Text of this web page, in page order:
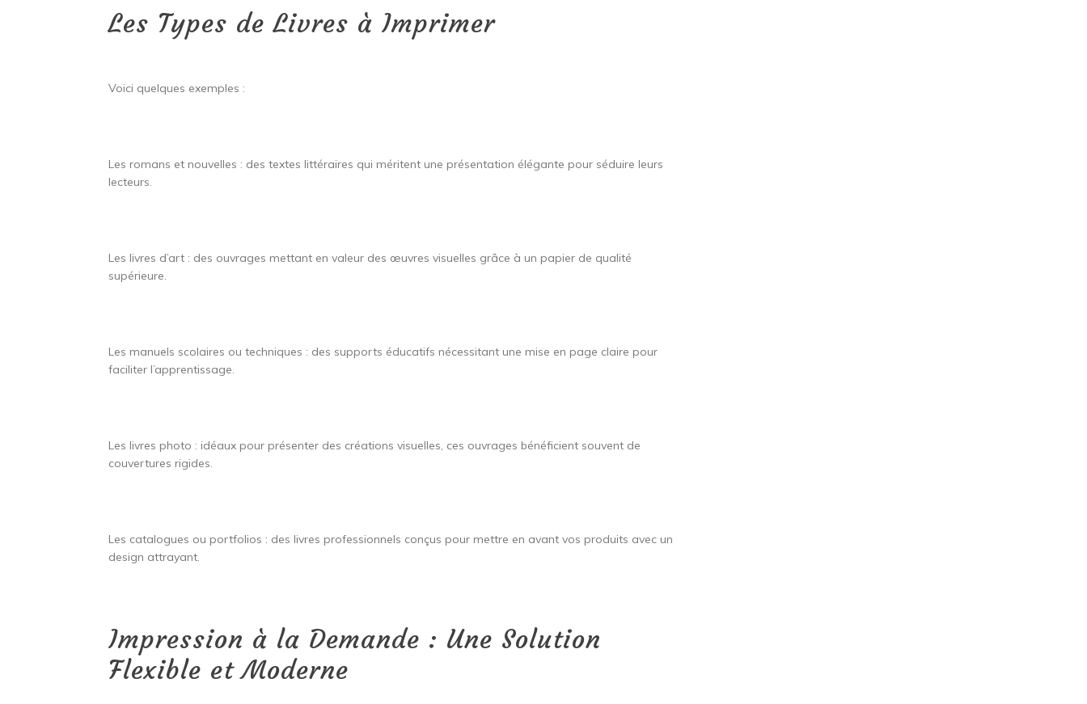
Les Types de Livres à Imprimer
Voici quelques exemples :
Les romans et nouvelles : des textes littéraires qui méritent une présentation élégante pour séduire leurs
lecteurs.
Les livres d’art : des ouvrages mettant en valeur des œuvres visuelles grâce à un papier de qualité
supérieure.
Les manuels scolaires ou techniques : des supports éducatifs nécessitant une mise en page claire pour
faciliter l’apprentissage.
Les livres photo : idéaux pour présenter des créations visuelles, ces ouvrages bénéficient souvent de
couvertures rigides.
Les catalogues ou portfolios : des livres professionnels conçus pour mettre en avant vos produits avec un
design attrayant.
Impression à la Demande : Une Solution
Flexible et Moderne